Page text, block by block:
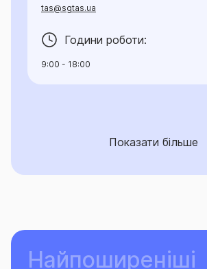
tas@sgtas.ua
Години роботи:
9:00 - 18:00
Показати більше
Найпоширеніші